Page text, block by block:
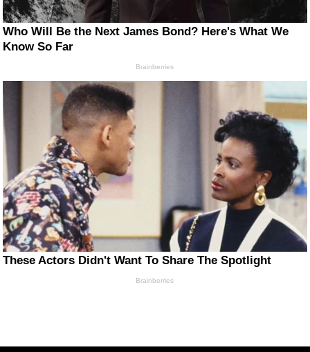
Who Will Be the Next James Bond? Here's What We
Know So Far
Brainberries
These Actors Didn't Want To Share The Spotlight
Brainberries